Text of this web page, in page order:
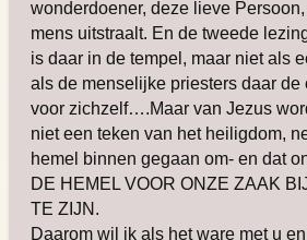
wonderdoener, deze lieve
mens uitstraalt. En de tweede
is daar in de tempel, maar niet als
als de menselijke priesters daar de
voor zichzelf….Maar van Jezus
niet een teken van het heiligdom,
hemel binnen gegaan om- en dat
DE HEMEL VOOR ONZE ZAAK
TE ZIJN.
Daarom wil ik als het ware met u